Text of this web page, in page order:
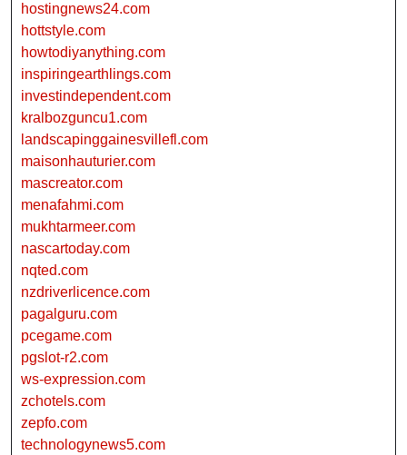
hostingnews24.com
hottstyle.com
howtodiyanything.com
inspiringearthlings.com
investindependent.com
kralbozguncu1.com
landscapinggainesvillefl.com
maisonhauturier.com
mascreator.com
menafahmi.com
mukhtarmeer.com
nascartoday.com
nqted.com
nzdriverlicence.com
pagalguru.com
pcegame.com
pgslot-r2.com
ws-expression.com
zchotels.com
zepfo.com
technologynews5.com